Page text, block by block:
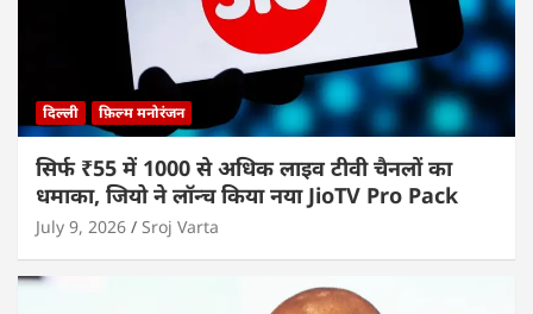
दिल्ली फ़िल्म मनोरंजन
सिर्फ ₹55 में 1000 से अधिक लाइव टीवी चैनलों का
धमाका, जियो ने लॉन्च किया नया JioTV Pro Pack
July 9, 2026 Sroj Varta